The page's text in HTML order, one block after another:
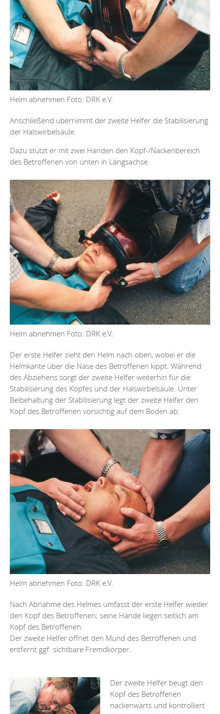
Helm abnehmen Foto: DRK e.V.
Anschließend übernimmt der zweite Helfer die Stabilisierung
der Halswirbelsäule.
Dazu stützt er mit zwei Händen den Kopf-/Nackenbereich
des Betroffenen von unten in Längsachse.
Helm abnehmen Foto: DRK e.V.
Der erste Helfer zieht den Helm nach oben, wobei er die
Helmkante über die Nase des Betroffenen kippt. Während
des Abziehens sorgt der zweite Helfer weiterhin für die
Stabilisierung des Kopfes und der Halswirbelsäule. Unter
Beibehaltung der Stabilisierung legt der zweite Helfer den
Kopf des Betroffenen vorsichtig auf dem Boden ab.
Helm abnehmen Foto: DRK e.V.
Nach Abnahme des Helmes umfasst der erste Helfer wieder
den Kopf des Betroffenen; seine Hände liegen seitlich am
Kopf des Betroffenen.
Der zweite Helfer öffnet den Mund des Betroffenen und
entfernt ggf. sichtbare Fremdkörper.
Der zweite Helfer beugt den
Kopf des Betroffenen
nackenwärts und kontrolliert